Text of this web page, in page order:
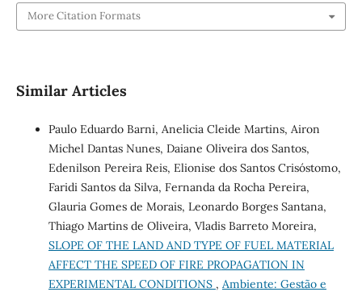
More Citation Formats
Similar Articles
Paulo Eduardo Barni, Anelicia Cleide Martins, Airon
Michel Dantas Nunes, Daiane Oliveira dos Santos,
Edenilson Pereira Reis, Elionise dos Santos Crisóstomo,
Faridi Santos da Silva, Fernanda da Rocha Pereira,
Glauria Gomes de Morais, Leonardo Borges Santana,
Thiago Martins de Oliveira, Vladis Barreto Moreira,
SLOPE OF THE LAND AND TYPE OF FUEL MATERIAL
AFFECT THE SPEED OF FIRE PROPAGATION IN
EXPERIMENTAL CONDITIONS , Ambiente: Gestão e